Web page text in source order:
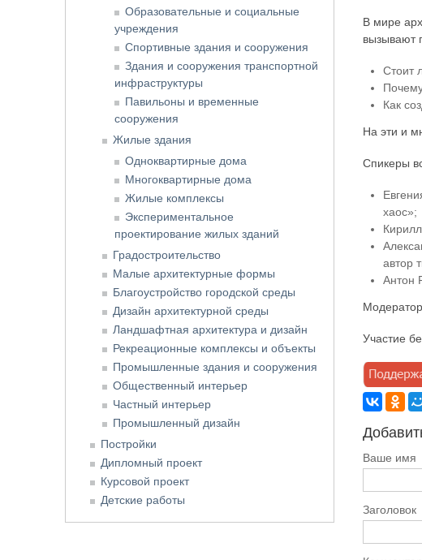
В мире
вызывают
Стоит
Как
На эти и
Спикеры
хаос»;
автор
Антон
Участие
Ваше имя
Заголовок
Образовательные и социальные
учреждения
Спортивные здания и сооружения
Здания и сооружения транспортной
инфраструктуры
Павильоны и временные
сооружения
Жилые здания
Одноквартирные дома
Многоквартирные дома
Жилые комплексы
Экспериментальное
проектирование жилых зданий
Градостроительство
Малые архитектурные формы
Благоустройство городской среды
Дизайн архитектурной среды
Ландшафтная архитектура и дизайн
Рекреационные комплексы и объекты
Промышленные здания и сооружения
Общественный интерьер
Частный интерьер
Промышленный дизайн
Постройки
Дипломный проект
Курсовой проект
Детские работы